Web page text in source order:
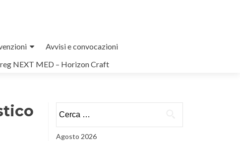
Avvisi e convocazioni
NEXT MED – Horizon Craft
per:
Agosto 2026